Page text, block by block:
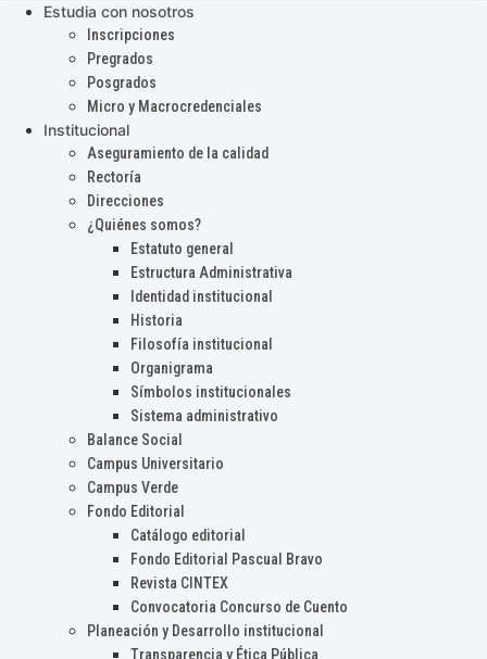
Estudia con nosotros
Inscripciones
Pregrados
Posgrados
Micro y Macrocredenciales
Institucional
Aseguramiento de la calidad
Rectoría
Direcciones
¿Quiénes somos?
Estatuto general
Estructura Administrativa
Identidad institucional
Historia
Filosofía institucional
Organigrama
Símbolos institucionales
Sistema administrativo
Balance Social
Campus Universitario
Campus Verde
Fondo Editorial
Catálogo editorial
Fondo Editorial Pascual Bravo
Revista CINTEX
Convocatoria Concurso de Cuento
Planeación y Desarrollo institucional
Transparencia y Ética Pública